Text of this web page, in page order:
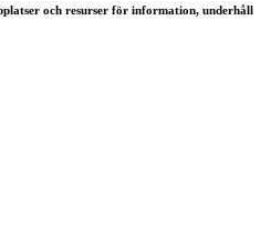
och resurser för information, underhåll